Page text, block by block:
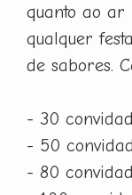
quanto ao
qualquer
de sabores.
- 30
- 50
- 80